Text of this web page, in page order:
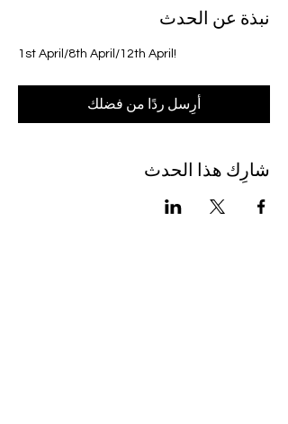
نبذة عن الحدث
1st April/8th April/12th April!
أرِسل ردًا من فضلك
شارِك هذا الحدث